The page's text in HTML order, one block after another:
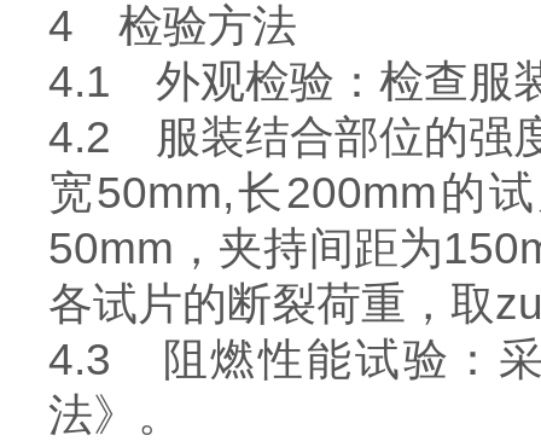
4 检验方法
4.1 外观检验：检查服
4.2 服装结合部位的强
宽50mm,长200mm的
50mm，夹持间距为
各试片的断裂荷重，取
4.3 阻燃性能试验：
法》。